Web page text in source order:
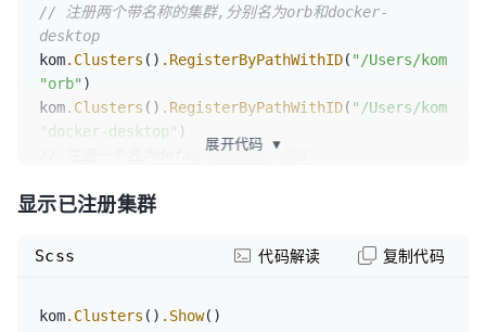
}
// 注册两个带名称的集群,分别名为orb和docker-
desktop
kom.Clusters () .RegisterByPathWithID( "/Users/kom/
"orb" )
kom.Clusters () .RegisterByPathWithID( "/Users/kom/
"docker-desktop"
// 注册一个名为default的集群，那么
kom.Clusters()
展开代码 ▼
显示已注册集群
kom.Clusters () .Show
Scss 代码解读 复制代码